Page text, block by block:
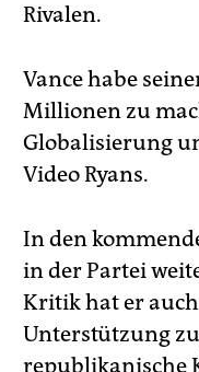
Rivalen.
Vance habe
Millionen zu
Globalisierung
Video Ryans.
In den
in der Partei
Kritik hat er
Unterstützung
republikanische